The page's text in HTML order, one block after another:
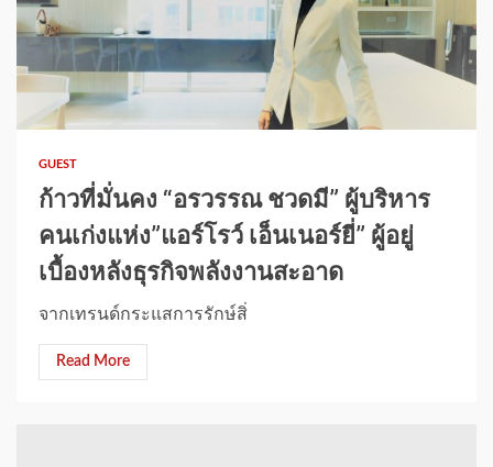
1 min read
GUEST
ก้าวที่มั่นคง “อรวรรณ ชวดมี” ผู้บริหาร
คนเก่งแห่ง”แอร์โรว์ เอ็นเนอร์ยี่” ผู้อยู่
เบื้องหลังธุรกิจพลังงานสะอาด
จากเทรนด์กระแสการรักษ์สิ่
Read More